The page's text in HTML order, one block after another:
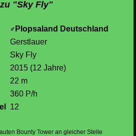
"Sky Fly"
Plopsaland Deutschland
Gerstlauer
Sky Fly
2015 (12 Jahre)
22 m
360 P/h
12
Bounty Tower an gleicher Stelle